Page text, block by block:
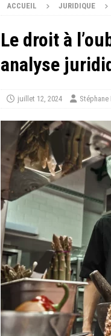
ACCUEIL JURIDIQUE
Le droit à
analyse
juillet 12, 2024